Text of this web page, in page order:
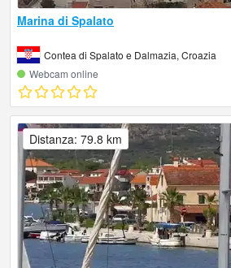
Marina di Spalato
Contea di Spalato e Dalmazia, Croazia
Webcam online
Distanza: 79.8 km